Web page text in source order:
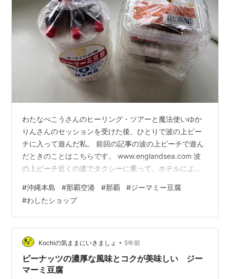
わたなべこうさんのヒーリング・ツアーと魔法使いゆか
りんさんのセッションを受けた後、ひとりで波の上ビー
チに入って遊んだ私。 前回の記事の波の上ビーチで遊ん
だときのことはこちらです。 www.englandsea.com 波
の上ビーチ近くの道でタクシーに乗って、ホテルによ寄
きました。 クラシカルな昔ながらの車体で、タクシーの
運転手さんが運転が荒い方だったので、酔いやすい私は
車酔いをしてしまいました。 那覇空港についてから、し
ばらく動けず、椅子にすわって１時間半はそのままでし
た。 余裕をもって空港について、できれば遅い昼ご飯に
空港のレストランでおいし…
#沖縄本島 #那覇空港 #那覇 #ジーマミー豆腐
#わしたショップ
Kochiの気ままにいきましょ • 5年前
ピーナッツの濃厚な風味とコクが美味しい ジー
マーミ豆腐